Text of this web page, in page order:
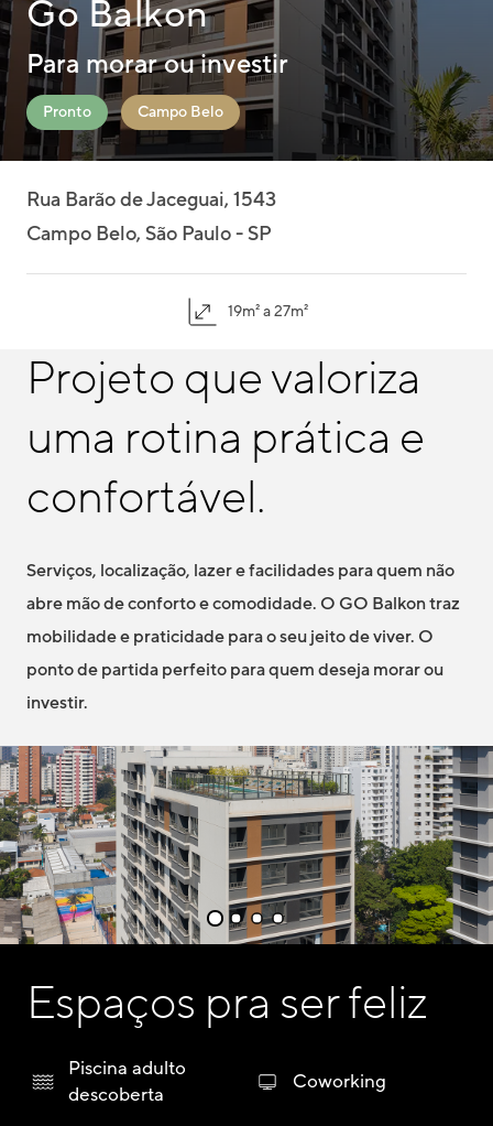
Go Balkon
Para morar ou investir
Pronto Campo Belo
Rua Barão de Jaceguai, 1543
Campo Belo, São Paulo - SP
19m² a 27m²
Projeto que valoriza
uma rotina prática e
confortável.
Serviços, localização, lazer e facilidades para quem não
abre mão de conforto e comodidade. O GO Balkon traz
mobilidade e praticidade para o seu jeito de viver. O
ponto de partida perfeito para quem deseja morar ou
investir.
Espaços pra ser feliz
Piscina adulto
descoberta
Coworking